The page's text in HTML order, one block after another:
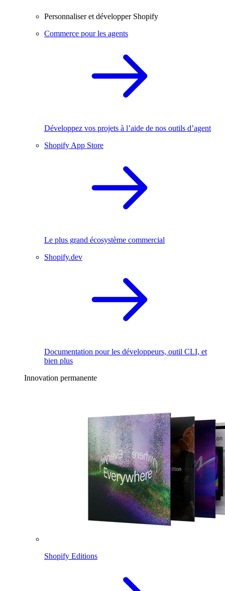
Personnaliser et développer Shopify
Commerce pour les agents
Développez vos projets à l’aide de nos outils d’agent
Shopify App Store
Le plus grand écosystème commercial
Shopify.dev
Documentation pour les développeurs, outil CLI, et
bien plus
Innovation permanente
Shopify Editions